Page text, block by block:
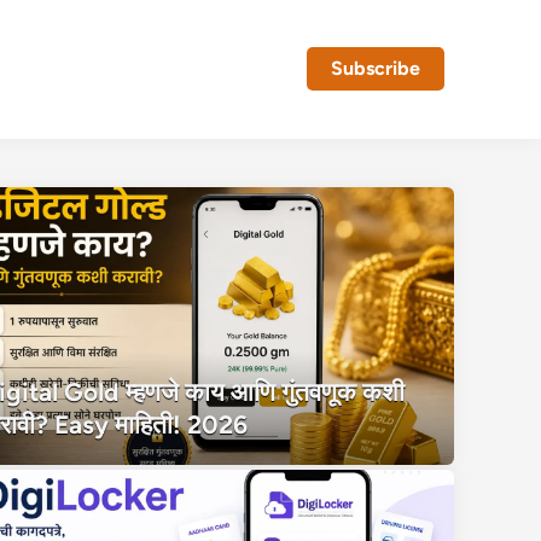
Subscribe
Gold म्हणजे काय आणि गुंतवणूक कशी
Easy माहिती! 2026